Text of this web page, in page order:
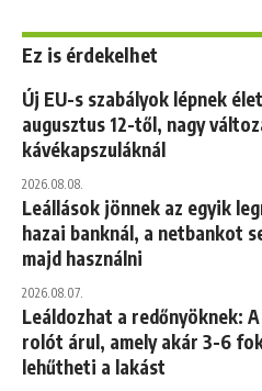
Ez is érdekelhet
Új EU-s szabályok lépnek
augusztus 12-től, nagy
kávékapszuláknál
2026.08.08.
Leállások jönnek az egyik
hazai banknál, a netbankot
majd használni
2026.08.07.
Leáldozhat a redőnyöknek:
rolót árul, amely akár 3-6
lehűtheti a lakást